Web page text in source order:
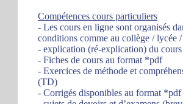
Compétences cours particuliers
- Les cours en ligne sont organisés
conditions comme au collège / lycée
- explication (ré-explication) du
- Fiches de cours au format *pdf
- Exercices de méthode et
(TD)
- Corrigés disponibles au format *pdf